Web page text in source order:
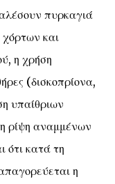
πυρκαγιά
και
η χρήση
(δισκοπρίονα,
υπαίθριων
ρίψη αναμμένων
ότι κατά τη
η